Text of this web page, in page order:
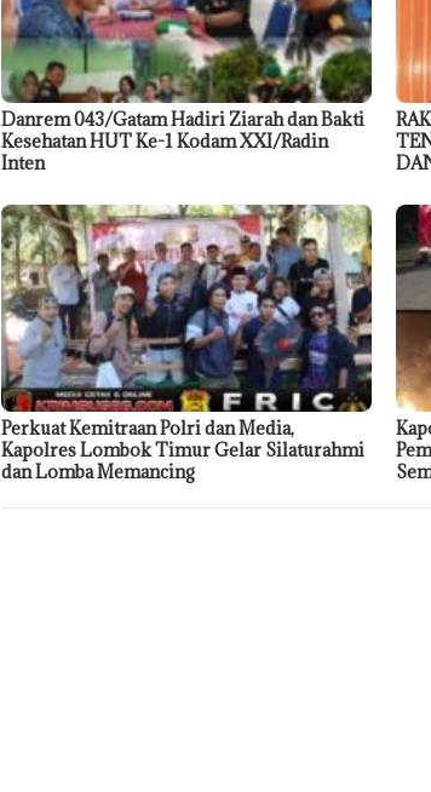
Danrem 043/Gatam Hadiri Ziarah dan Bakti
Kesehatan HUT Ke-1 Kodam XXI/Radin
Inten
Perkuat Kemitraan Polri dan Media,
Kapolres Lombok Timur Gelar Silaturahmi
dan Lomba Memancing